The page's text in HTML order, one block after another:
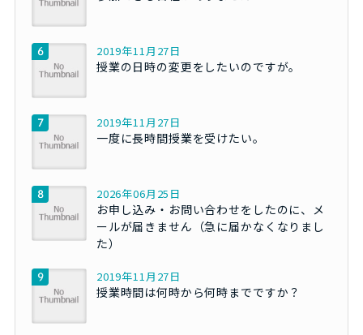
2019年11月27日
授業の日時の変更をしたいのですが。
2019年11月27日
一度に長時間授業を受けたい。
2026年06月25日
お申し込み・お問い合わせをしたのに、メ
ールが届きません（急に届かなくなりまし
た）
2019年11月27日
授業時間は何時から何時までですか？